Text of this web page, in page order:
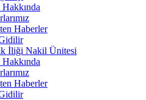
Haberler
İliği Nakil Ünitesi
Haberler